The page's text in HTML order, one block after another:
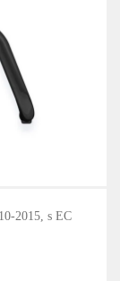
2015, s EC